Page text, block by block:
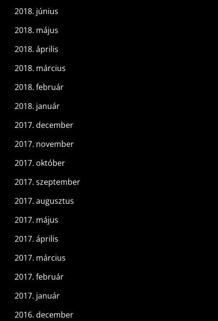
2018. június
2018. május
2018. április
2018. március
2018. február
2018. január
2017. december
2017. november
2017. október
2017. szeptember
2017. augusztus
2017. május
2017. április
2017. március
2017. február
2017. január
2016. december